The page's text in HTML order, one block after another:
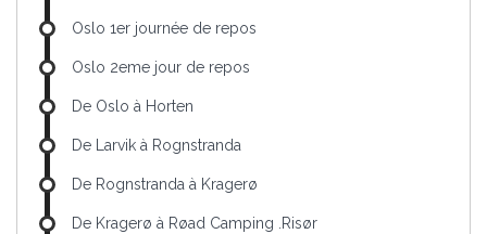
Oslo 1er journée de repos
Oslo 2eme jour de repos
De Oslo à Horten
De Larvik à Rognstranda
De Rognstranda à Kragerø
De Kragerø à Røad Camping .Risør